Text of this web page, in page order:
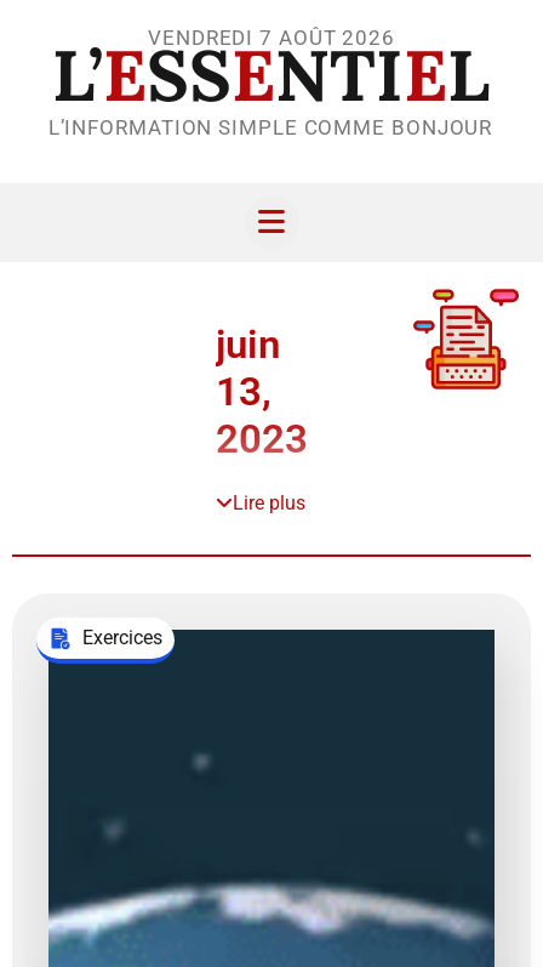
VENDREDI 7 AOÛT 2026
L’ESSENTIEL
L’INFORMATION SIMPLE COMME BONJOUR
juin
13,
2023
Lire plus
Exercices